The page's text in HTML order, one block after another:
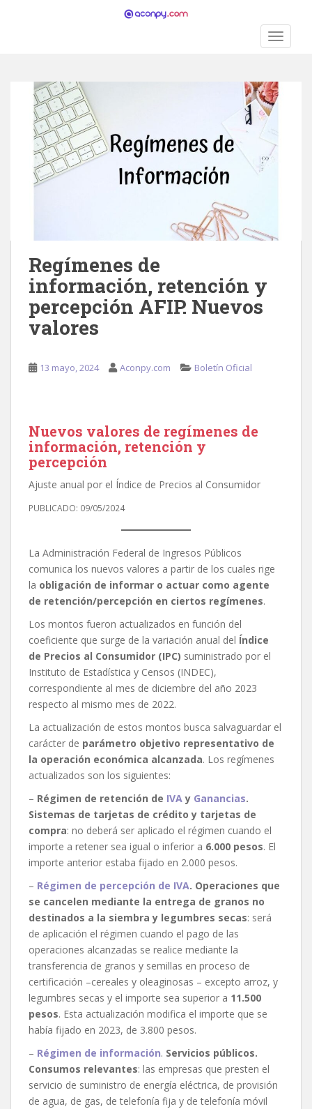
Regímenes de
información, retención y
percepción AFIP. Nuevos
valores
13 mayo, 2024 Aconpy.com Boletín Oficial
Nuevos valores de regímenes de
información, retención y
percepción
Ajuste anual por el Índice de Precios al Consumidor
PUBLICADO: 09/05/2024
La Administración Federal de Ingresos Públicos
comunica los nuevos valores a partir de los cuales rige
la obligación de informar o actuar como agente
de retención/percepción en ciertos regímenes.
Los montos fueron actualizados en función del
coeficiente que surge de la variación anual del Índice
de Precios al Consumidor (IPC) suministrado por el
Instituto de Estadística y Censos (INDEC),
correspondiente al mes de diciembre del año 2023
respecto al mismo mes de 2022.
La actualización de estos montos busca salvaguardar el
carácter de parámetro objetivo representativo de
la operación económica alcanzada. Los regímenes
actualizados son los siguientes:
– Régimen de retención de IVAy Ganancias.
Sistemas de tarjetas de crédito y tarjetas de
compra: no deberá ser aplicado el régimen cuando el
importe a retener sea igual o inferior a 6.000 pesos. El
importe anterior estaba fijado en 2.000 pesos.
– Régimen de percepción de IVA. Operaciones que
se cancelen mediante la entrega de granos no
destinados a la siembra y legumbres secas: será
de aplicación el régimen cuando el pago de las
operaciones alcanzadas se realice mediante la
transferencia de granos y semillas en proceso de
certificación –cereales y oleaginosas – excepto arroz, y
legumbres secas y el importe sea superior a 11.500
pesos. Esta actualización modifica el importe que se
había fijado en 2023, de 3.800 pesos.
– Régimen de información. Servicios públicos.
Consumos relevantes: las empresas que presten el
servicio de suministro de energía eléctrica, de provisión
de agua, de gas, de telefonía fija y de telefonía móvil